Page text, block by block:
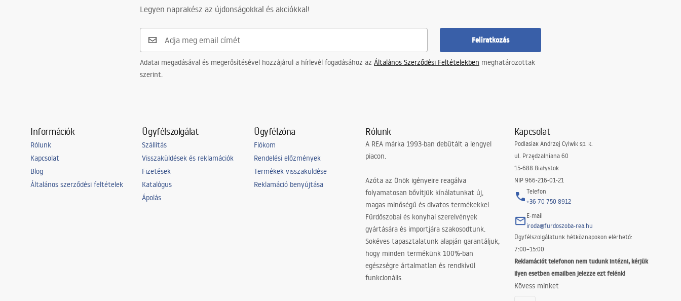
125
Igen
Igen
Instrukcja_monta__u_Umywalki_ALegyen naprakész az újdonságokkal és akciókkal!
Feliratkozás
Adatai megadásával és megerősítésével hozzájárul a hírlevél fogadásához az Általános Szerződési Feltételekben meghatározottak
szerint.
Információk
Rólunk
Kapcsolat
Blog
Általános szerződési feltételek
Ügyfélszolgálat
Szállítás
Visszaküldések és reklamációk
Fizetések
Katalógus
Ápolás
Ügyfélzóna
Fiókom
Rendelési előzmények
Termékek visszaküldése
Reklamáció benyújtása
Rólunk
A REA márka 1993-ban debütált a lengyel
piacon.
Azóta az Önök igényeire reagálva
folyamatosan bővítjük kínálatunkat új,
magas minőségű és divatos termékekkel.
Fürdőszobai és konyhai szerelvények
gyártására és importjára szakosodtunk.
Sokéves tapasztalatunk alapján garantáljuk,
hogy minden termékünk 100%-ban
egészségre ártalmatlan és rendkívül
funkcionális.
Kapcsolat
Podlasiak Andrzej Cylwik sp. k.
ul. Przędzalniana 60
15-688 Białystok
NIP 966-216-01-21
Telefon
+36 70 750 8912
E-mail
iroda@furdoszoba-rea.hu
Ügyfélszolgálatunk hétköznapokon elérhető:
7:00–15:00
Reklamációt telefonon nem tudunk intézni, kérjük
ilyen esetben emailben jelezze ezt felénk!
Kövess minket